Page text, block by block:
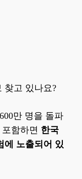
찾고 있나요?
만 명을 돌파
함하면 한국
에 노출되어 있